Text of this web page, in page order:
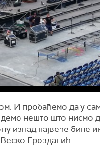
И пробаћемо да у
нешто што нисмо
изнад највеће бине
Грозданић.